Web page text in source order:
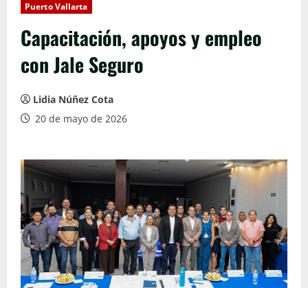
Puerto Vallarta
Capacitación, apoyos y empleo
con Jale Seguro
Lidia Núñez Cota
20 de mayo de 2026